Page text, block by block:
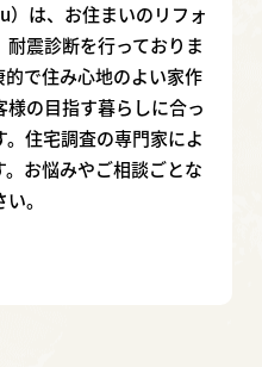
は、お住まいのリフォ
震診断を行っておりま
で住み心地のよい家作
様の目指す暮らしに合っ
住宅調査の専門家によ
お悩みやご相談ごとな
。